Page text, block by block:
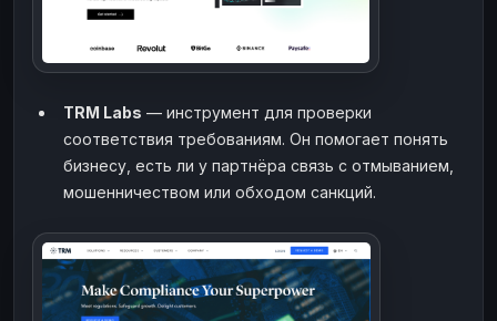
TRM Labs — инструмент для проверки
соответствия требованиям. Он помогает понять
бизнесу, есть ли у партнёра связь с отмыванием,
мошенничеством или обходом санкций.